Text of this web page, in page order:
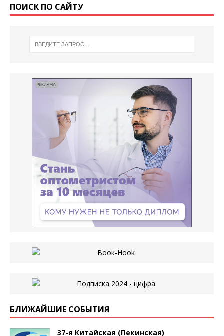
ПОИСК ПО САЙТУ
БЛИЖАЙШИЕ СОБЫТИЯ
37-я Китайская (Пекинская)